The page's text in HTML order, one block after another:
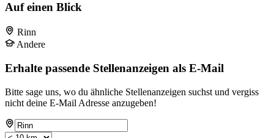
Auf einen Blick
Rinn
Andere
Erhalte passende Stellenanzeigen als E-Mail
Bitte sage uns, wo du ähnliche Stellenanzeigen suchst und vergiss
nicht deine E-Mail Adresse anzugeben!